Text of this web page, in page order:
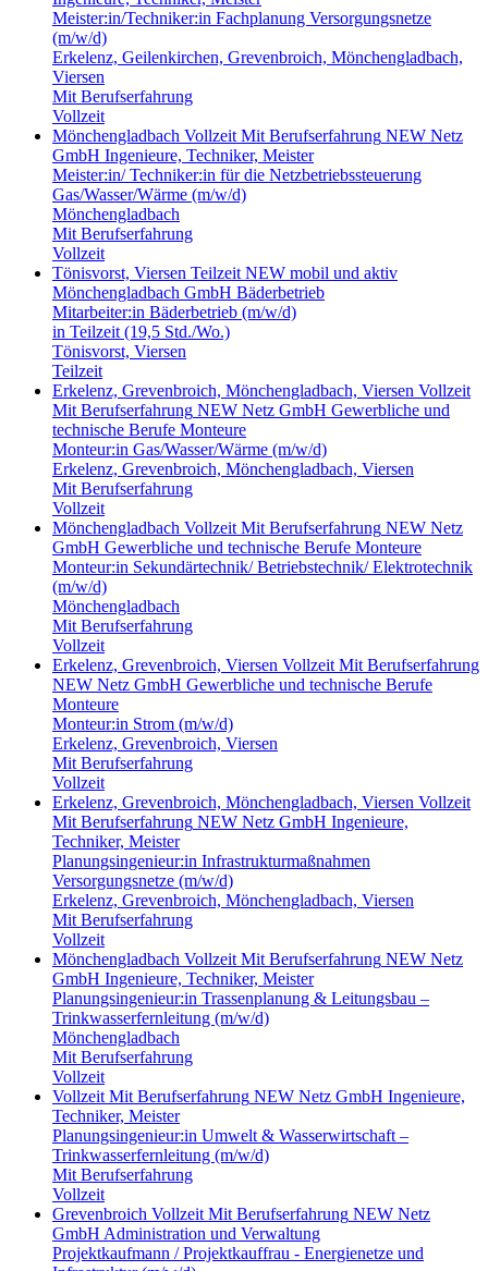
Meister:in/Techniker:in Fachplanung Versorgungsnetze
(m/w/d)
Erkelenz, Geilenkirchen, Grevenbroich, Mönchengladbach,
Viersen
Mit Berufserfahrung
Vollzeit
Mönchengladbach Vollzeit Mit Berufserfahrung NEW Netz
GmbH Ingenieure, Techniker, Meister
Meister:in/ Techniker:in für die Netzbetriebssteuerung
Gas/Wasser/Wärme (m/w/d)
Mönchengladbach
Mit Berufserfahrung
Vollzeit
Tönisvorst, Viersen Teilzeit NEW mobil und aktiv
Mönchengladbach GmbH Bäderbetrieb
Mitarbeiter:in Bäderbetrieb (m/w/d)
in Teilzeit (19,5 Std./Wo.)
Tönisvorst, Viersen
Teilzeit
Erkelenz, Grevenbroich, Mönchengladbach, Viersen Vollzeit
Mit Berufserfahrung NEW Netz GmbH Gewerbliche und
technische Berufe Monteure
Monteur:in Gas/Wasser/Wärme (m/w/d)
Erkelenz, Grevenbroich, Mönchengladbach, Viersen
Mit Berufserfahrung
Vollzeit
Mönchengladbach Vollzeit Mit Berufserfahrung NEW Netz
GmbH Gewerbliche und technische Berufe Monteure
Monteur:in Sekundärtechnik/ Betriebstechnik/ Elektrotechnik
(m/w/d)
Mönchengladbach
Mit Berufserfahrung
Vollzeit
Erkelenz, Grevenbroich, Viersen Vollzeit Mit Berufserfahrung
NEW Netz GmbH Gewerbliche und technische Berufe
Monteure
Monteur:in Strom (m/w/d)
Erkelenz, Grevenbroich, Viersen
Mit Berufserfahrung
Vollzeit
Erkelenz, Grevenbroich, Mönchengladbach, Viersen Vollzeit
Mit Berufserfahrung NEW Netz GmbH Ingenieure,
Techniker, Meister
Planungsingenieur:in Infrastrukturmaßnahmen
Versorgungsnetze (m/w/d)
Erkelenz, Grevenbroich, Mönchengladbach, Viersen
Mit Berufserfahrung
Vollzeit
Mönchengladbach Vollzeit Mit Berufserfahrung NEW Netz
GmbH Ingenieure, Techniker, Meister
Planungsingenieur:in Trassenplanung & Leitungsbau –
Trinkwasserfernleitung (m/w/d)
Mönchengladbach
Mit Berufserfahrung
Vollzeit
Vollzeit Mit Berufserfahrung NEW Netz GmbH Ingenieure,
Techniker, Meister
Planungsingenieur:in Umwelt & Wasserwirtschaft –
Trinkwasserfernleitung (m/w/d)
Mit Berufserfahrung
Vollzeit
Grevenbroich Vollzeit Mit Berufserfahrung NEW Netz
GmbH Administration und Verwaltung
Projektkaufmann / Projektkauffrau - Energienetze und